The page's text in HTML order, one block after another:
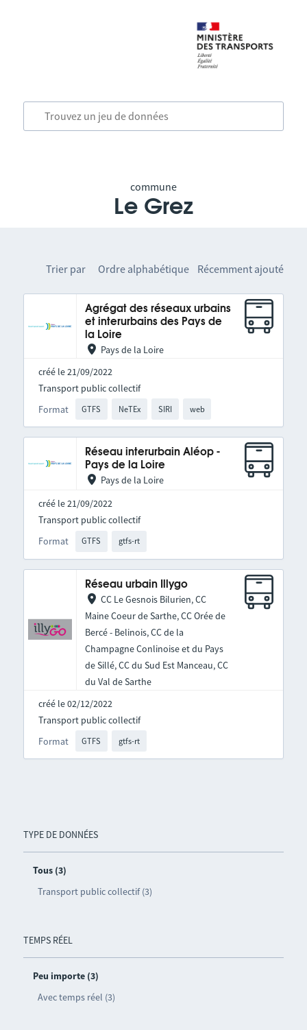
commune
Le Grez
TYPE DE DONNÉES
Tous (3)
Transport public collectif (3)
TEMPS RÉEL
Peu importe (3)
Avec temps réel (3)
Trier par Ordre alphabétique Récemment ajouté
Agrégat des réseaux urbains
et interurbains des Pays de
la Loire
Pays de la Loire
créé le 21/09/2022
Format GTFS NeTEx SIRI web
Transport public collectif
Réseau interurbain Aléop -
Pays de la Loire
Pays de la Loire
créé le 21/09/2022
Format GTFS gtfs-rt
Transport public collectif
Réseau urbain Illygo
CC Le Gesnois Bilurien, CC
Maine Coeur de Sarthe, CC Orée de
Bercé - Belinois, CC de la
Champagne Conlinoise et du Pays
de Sillé, CC du Sud Est Manceau, CC
du Val de Sarthe
créé le 02/12/2022
Format GTFS gtfs-rt
Transport public collectif